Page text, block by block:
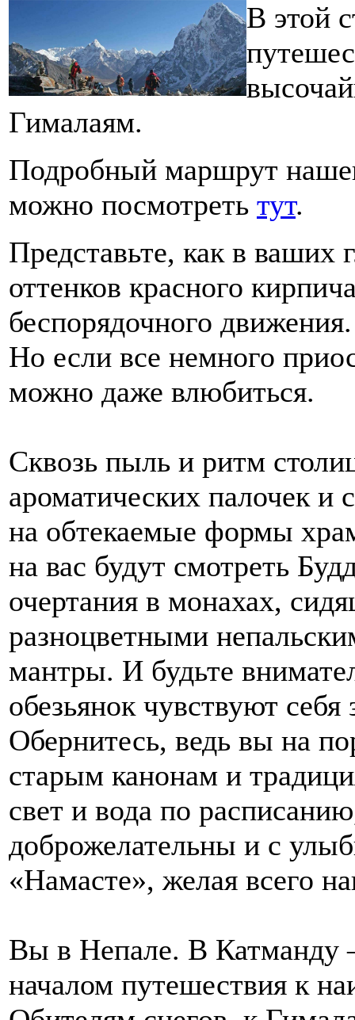
В этой
Гималаям.
Подробный маршрут
можно посмотреть тут.
Представьте, как в ваших
оттенков красного
беспорядочного движения.
Но если все немного
можно даже влюбиться.
Сквозь пыль и ритм
ароматических палочек и
на обтекаемые формы
на вас будут смотреть
очертания в монахах,
разноцветными
мантры. И будьте
обезьянок чувствуют себя
Обернитесь, ведь вы на
старым канонам и
свет и вода по
доброжелательны и с
«Намасте», желая всего
Вы в Непале. В Катманду
началом путешествия к